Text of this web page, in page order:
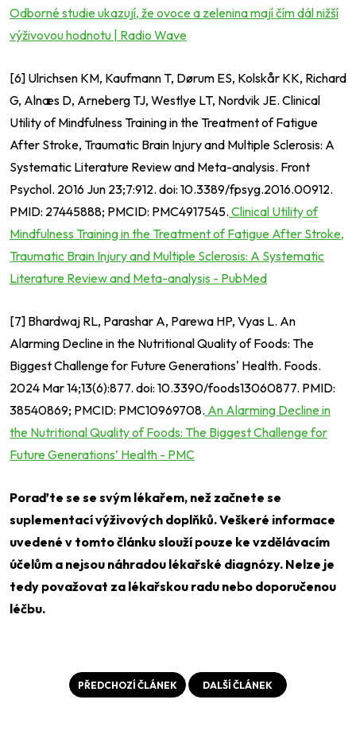
Odborné studie ukazují, že ovoce a zelenina mají čím dál nižší
výživovou hodnotu | Radio Wave
[6] Ulrichsen KM, Kaufmann T, Dørum ES, Kolskår KK, Richard
G, Alnæs D, Arneberg TJ, Westlye LT, Nordvik JE. Clinical
Utility of Mindfulness Training in the Treatment of Fatigue
After Stroke, Traumatic Brain Injury and Multiple Sclerosis: A
Systematic Literature Review and Meta-analysis. Front
Psychol. 2016 Jun 23;7:912. doi: 10.3389/fpsyg.2016.00912.
PMID: 27445888; PMCID: PMC4917545. Clinical Utility of
Mindfulness Training in the Treatment of Fatigue After Stroke,
Traumatic Brain Injury and Multiple Sclerosis: A Systematic
Literature Review and Meta-analysis - PubMed
[7] Bhardwaj RL, Parashar A, Parewa HP, Vyas L. An
Alarming Decline in the Nutritional Quality of Foods: The
Biggest Challenge for Future Generations' Health. Foods.
2024 Mar 14;13(6):877. doi: 10.3390/foods13060877. PMID:
38540869; PMCID: PMC10969708. An Alarming Decline in
the Nutritional Quality of Foods: The Biggest Challenge for
Future Generations’ Health - PMC
Poraďte se se svým lékařem, než začnete se
suplementací výživových doplňků. Veškeré informace
uvedené v tomto článku slouží pouze ke vzdělávacím
účelům a nejsou náhradou lékařské diagnózy. Nelze je
tedy považovat za lékařskou radu nebo doporučenou
léčbu.
PŘEDCHOZÍ ČLÁNEK DALŠÍ ČLÁNEK